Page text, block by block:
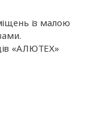
із малою
«АЛЮТЕХ»